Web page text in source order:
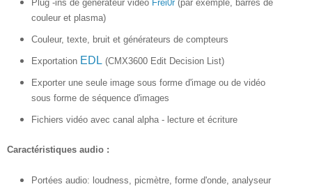
Plug -ins de générateur vidéo Frei0r (par exemple, barres de
couleur et plasma)
Couleur, texte, bruit et générateurs de compteurs
Exportation EDL (CMX3600 Edit Decision List)
Exporter une seule image sous forme d'image ou de vidéo
sous forme de séquence d'images
Fichiers vidéo avec canal alpha - lecture et écriture
Caractéristiques audio :
Portées audio: loudness, picmètre, forme d'onde, analyseur